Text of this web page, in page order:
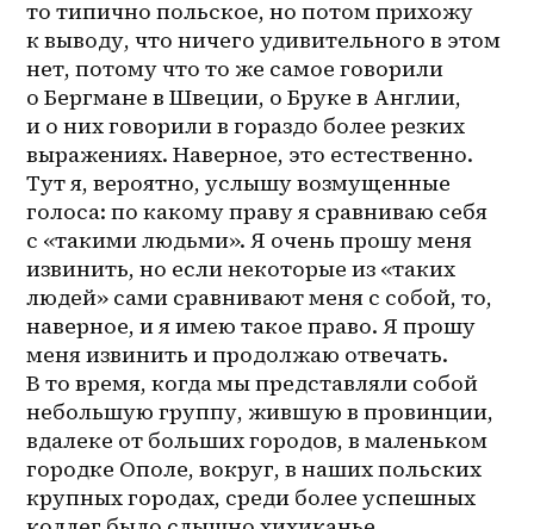
то типично польское, но потом прихожу
к выводу, что ничего удивительного в этом
нет, потому что то же самое говорили
о Бергмане в Швеции, о Бруке в Англии,
и о них говорили в гораздо более резких
выражениях. Наверное, это естественно.
Тут я, вероятно, услышу возмущенные
голоса: по какому праву я сравниваю себя
с «такими людьми». Я очень прошу меня
извинить, но если некоторые из «таких
людей» сами сравнивают меня с собой, то,
наверное, и я имею такое право. Я прошу
меня извинить и продолжаю отвечать.
В то время, когда мы представляли собой
небольшую группу, жившую в провинции,
вдалеке от больших городов, в маленьком
городке Ополе, вокруг, в наших польских
крупных городах, среди более успешных